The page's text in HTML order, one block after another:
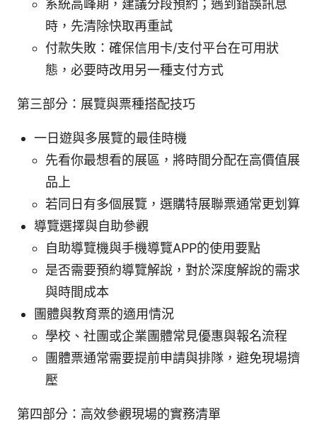
系統高峰期，建議分段預約；遇到錯誤訊息
時，先清除快取再重試
付款失敗：確保信用卡/支付平台在可用狀
態，必要時改用另一種支付方式
第三部分：展覽與票種搭配技巧
一日遊與多展覽的最佳時機
先看你最想看的展區，將時間分配在高價值展
品上
若同日有多個展覽，選購特展聯票通常更划算
導覽選擇與自助參觀
自助導覽機與手機導覽APP的使用要點
是否需要預約導覽解說，對於深度解說的需求
與時間成本
團體與教育票的適用情況
學校、社團或企業團體常見優惠與報名流程
團體票通常需要提前申請與排隊，避免現場擠
壓
第四部分：高效參觀現場的實務清單